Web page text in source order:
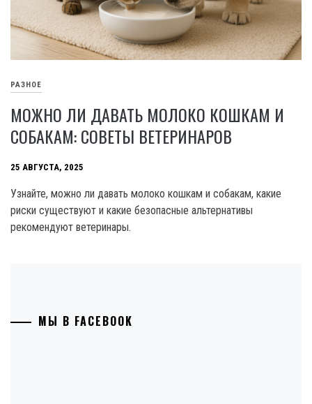
РАЗНОЕ
МОЖНО ЛИ ДАВАТЬ МОЛОКО КОШКАМ И
СОБАКАМ: СОВЕТЫ ВЕТЕРИНАРОВ
25 АВГУСТА, 2025
Узнайте, можно ли давать молоко кошкам и собакам, какие
риски существуют и какие безопасные альтернативы
рекомендуют ветеринары.
МЫ В FACEBOOK